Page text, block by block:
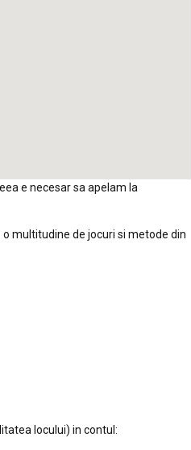
e necesar sa apelam la
multitudine de jocuri si metode din
locului) in contul: